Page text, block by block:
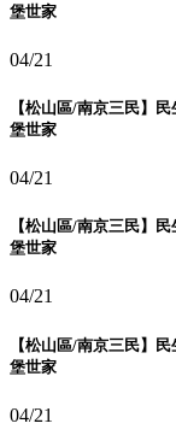
堡世家
04/21
【松山區/南京三民】
堡世家
04/21
【松山區/南京三民】
堡世家
04/21
【松山區/南京三民】
堡世家
04/21